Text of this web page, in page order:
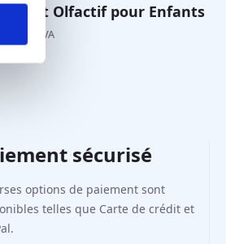
Test Olfactif pour Enfants
hors TVA
sécurisé
options de paiement sont
telles que Carte de crédit et